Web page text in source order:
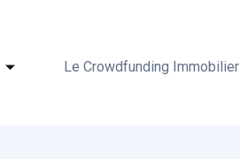
Le Crowdfunding Immobilier